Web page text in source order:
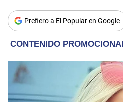
Prefiero a El Popular en Google